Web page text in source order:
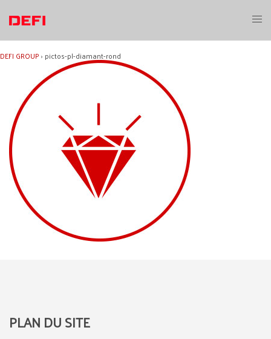
contenu
DEFI GROUP› pictos-pl-diamant-rond
PLAN DU SITE